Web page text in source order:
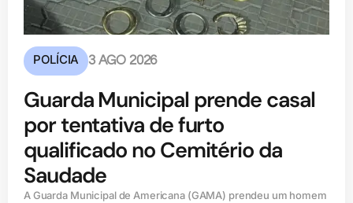
POLÍCIA 3 AGO 2026
Guarda Municipal prende casal
por tentativa de furto
qualificado no Cemitério da
Saudade
A Guarda Municipal de Americana (GAMA) prendeu um homem